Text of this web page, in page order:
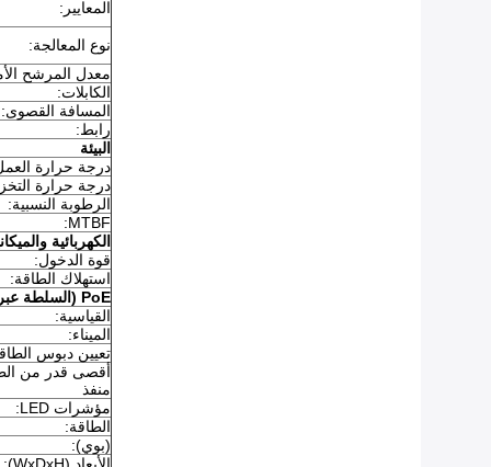
المعايير:
نوع المعالجة:
معدل المرشح
الكابلات:
المسافة القصوى:
رابط:
البيئة
درجة حرارة
درجة حرارة
الرطوبة النسبية:
MTBF:
الكهربائية
قوة الدخول:
استهلاك الطاقة:
PoE (السلطة عبر Ethernet)
القياسية:
الميناء:
تعيين دبوس
أقصى قدر من
منفذ
مؤشرات LED:
الطاقة:
(بوي):